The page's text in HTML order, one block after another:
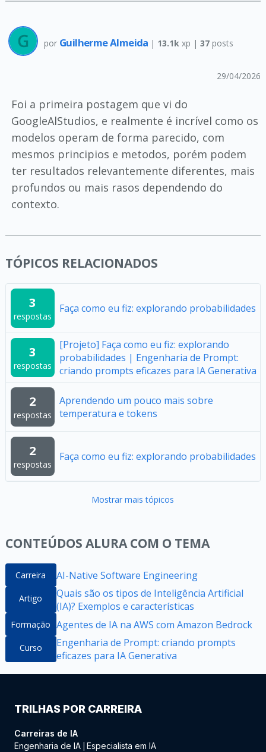
por Guilherme Almeida | 13.1k xp |37 posts
29/04/2026
Foi a primeira postagem que vi do
GoogleAlStudios, e realmente é incrível como os
modelos operam de forma parecido, com
mesmos principios e metodos, porém podem
ter resultados relevantemente diferentes, mais
profundos ou mais rasos dependendo do
contexto.
TÓPICOS RELACIONADOS
3
respostas
Faça como eu fiz: explorando probabilidades
3
respostas
[Projeto] Faça como eu fiz: explorando
probabilidades | Engenharia de Prompt:
criando prompts eficazes para IA Generativa
2
respostas
Aprendendo um pouco mais sobre
temperatura e tokens
2
respostas
Faça como eu fiz: explorando probabilidades
Mostrar mais tópicos
CONTEÚDOS ALURA COM O TEMA
Carreira AI-Native Software Engineering
Artigo
Quais são os tipos de Inteligência Artificial
(IA)? Exemplos e características
Formação Agentes de IA na AWS com Amazon Bedrock
Curso
Engenharia de Prompt: criando prompts
eficazes para IA Generativa
TRILHAS POR CARREIRA
Carreiras de IA
Engenharia de IA Especialista em IA